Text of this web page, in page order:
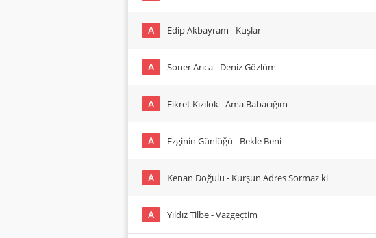
A Edip Akbayram - Kuşlar
A Soner Arıca - Deniz Gözlüm
A Fikret Kızılok - Ama Babacığım
A Ezginin Günlüğü - Bekle Beni
A Kenan Doğulu - Kurşun Adres Sormaz ki
A Yıldız Tilbe - Vazgeçtim